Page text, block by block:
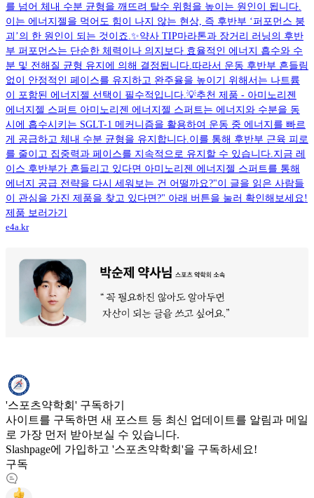
를 넘어 체내 수분 균형을 깨뜨려 탈수 위험을 높이는 원인이 됩니다.
이는 에너지젤을 먹어도 힘이 나지 않는 현상, 즉 후반부 ‘퍼포먼스 붕
괴’의 한 원인이 되는 것이죠.✨약사 TIP마라톤과 장거리 러닝의 후반
부 퍼포먼스는 단순한 체력이나 의지보다 효율적인 에너지 흡수와 수
분 및 전해질 균형 유지에 의해 결정됩니다.따라서 운동 후반부 흔들림
없이 안정적인 페이스를 유지하고 완주율을 높이기 위해서는 나트륨
이 포함된 에너지젤 선택이 필수적입니다.💡추천 제품 - 아미노리젠
에너지젤 스퍼트 아미노리젠 에너지젤 스퍼트는 에너지와 수분을 동
시에 흡수시키는 SGLT-1 메커니즘을 활용하여 운동 중 에너지를 빠르
게 공급하고 체내 수분 균형을 유지합니다.이를 통해 후반부 근육 피로
를 줄이고 집중력과 페이스를 지속적으로 유지할 수 있습니다.지금 레
이스 후반부가 흔들리고 있다면 아미노리젠 에너지젤 스퍼트를 통해
에너지 공급 전략을 다시 세워보는 건 어떨까요?"이 글을 읽은 사람들
이 관심을 가진 제품을 찾고 있다면?" 아래 버튼을 눌러 확인해보세요!
제품 보러가기
e4a.kr
'스포츠약학회' 구독하기
사이트를 구독하면 새 포스트 등 최신 업데이트를 알림과 메일
로 가장 먼저 받아보실 수 있습니다.
Slashpage에 가입하고 '스포츠약학회'을 구독하세요!
구독